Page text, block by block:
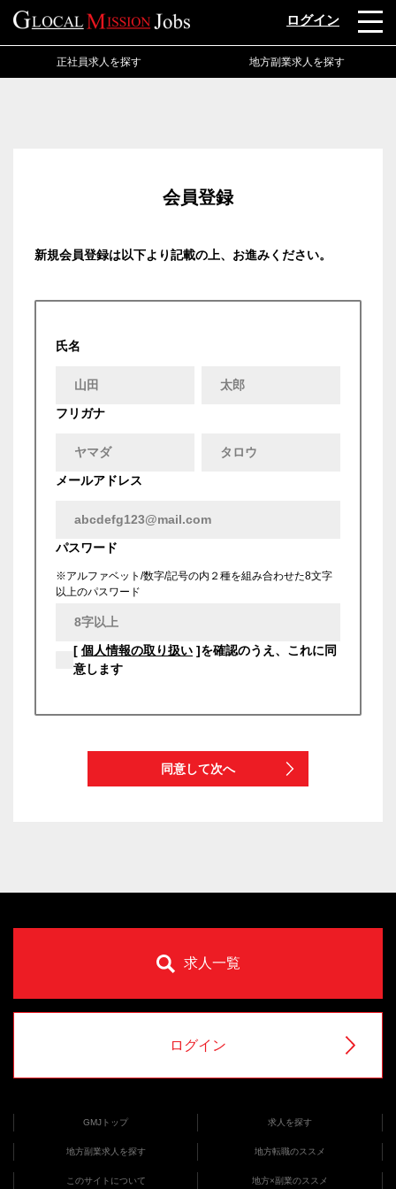
ログイン
正社員求人を探す 地方副業求人を探す
会員登録
新規会員登録は以下より記載の上、お進みください。
氏名
フリガナ
メールアドレス
パスワード
※アルファベット/数字/記号の内２種を組み合わせた8文字
以上のパスワード
[ 個人情報の取り扱い ]を確認のうえ、これに同
意します
同意して次へ
求人一覧
ログイン
GMJトップ 求人を探す
地方副業求人を探す 地方転職のススメ
このサイトについて 地方×副業のススメ